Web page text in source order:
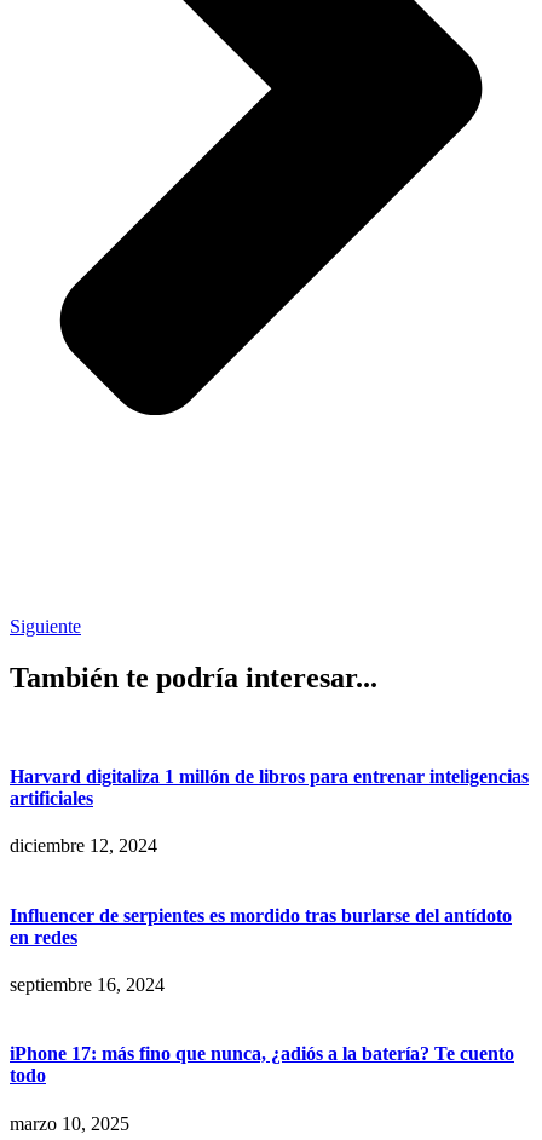
Siguiente
También te podría interesar...
Harvard digitaliza 1 millón de libros para entrenar inteligencias
artificiales
diciembre 12, 2024
Influencer de serpientes es mordido tras burlarse del antídoto
en redes
septiembre 16, 2024
iPhone 17: más fino que nunca, ¿adiós a la batería? Te cuento
todo
marzo 10, 2025